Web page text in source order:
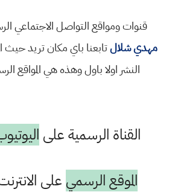
قنوات ومواقع التواصل الاجتماعي
مهدي شلالتابعنا باي مكان تريد حيث
النشر اولا باول وهذه هي المواقع
القناة الرسمية على
الموقع الرسمي على